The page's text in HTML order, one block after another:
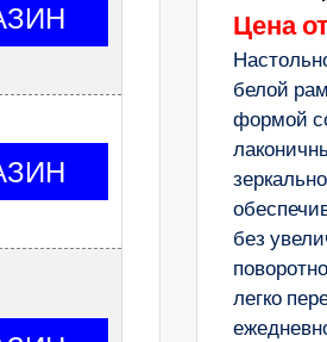
Цена
белой
формой
без
легко